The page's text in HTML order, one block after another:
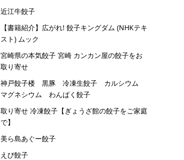
近江牛餃子
【書籍紹介】広がれ! 餃子キングダム (NHKテキ
スト) ムック
宮崎県の本気餃子 宮崎 カンカン屋の餃子をお
取り寄せ
神戸餃子楼 黒豚 冷凍生餃子 カルシウム
マグネシウム わんぱく餃子
取り寄せ 冷凍餃子【ぎょうざ館の餃子をご家庭
で】
美ら島あぐー餃子
えび餃子